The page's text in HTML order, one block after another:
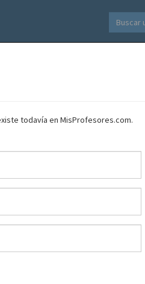
todavía en MisProfesores.com.